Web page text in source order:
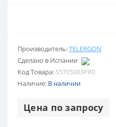
Производитель:TELERGON
Сделано в Испании
Код Товара: S5T05003PR0
Наличие: В наличии
Цена по запросу